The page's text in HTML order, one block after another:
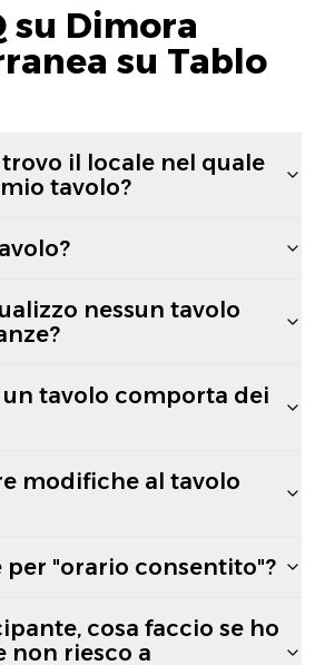
su Dimora
su Tablo
il locale nel quale
tavolo?
nessun tavolo
tavolo comporta dei
modifiche al tavolo
per "orario consentito"?
cosa faccio se ho
non riesco a